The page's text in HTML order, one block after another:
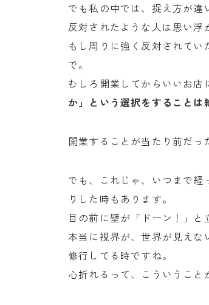
でも私の中では、捉え方が違
反対されたような人は思い浮
もし周りに強く反対されて
で。
むしろ開業してからいいお店
か」という選択をすることは
開業することが当たり前だっ
でも、これじゃ、いつまで
りした時もあります。
目の前に壁が「ドーン！」と
本当に視界が、世界が見えな
修行してる時ですね。
心折れるって、こういうこと